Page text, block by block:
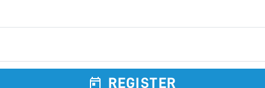
REGISTER